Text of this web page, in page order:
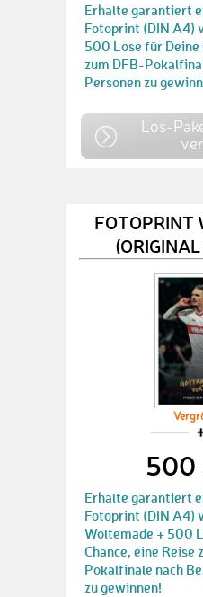
Erhalte garantiert
Fotoprint (DIN A4)
500 Lose für Deine
zum DFB-
Personen zu
Los-
FOTOPRINT
500
Erhalte garantiert
Fotoprint (DIN A4)
Woltemade + 500
Chance, eine Reise
Pokalfinale nach
zu gewinnen!